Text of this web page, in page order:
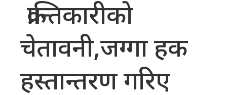
क्रान्तिकारीको
चेतावनी,जग्गा हक
हस्तान्तरण गरिए